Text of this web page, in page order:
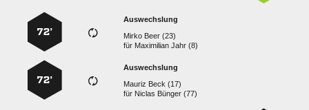
Auswechslung
  
für   
72’
Auswechslung
  
für   
72’